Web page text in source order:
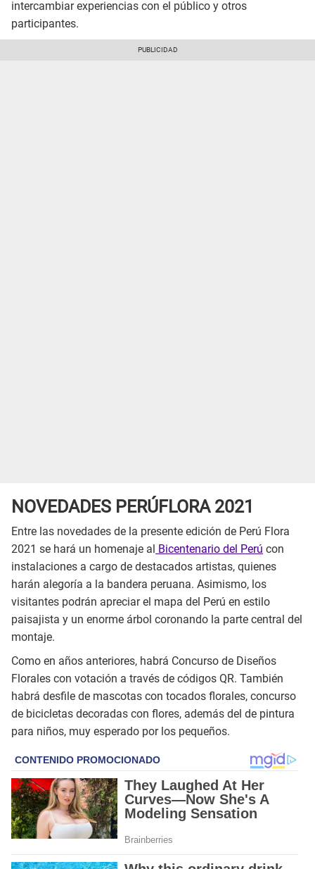
intercambiar experiencias con el público y otros
participantes.
NOVEDADES PERÚFLORA 2021
Entre las novedades de la presente edición de Perú Flora
2021 se hará un homenaje al Bicentenario del Perú con
instalaciones a cargo de destacados artistas, quienes
harán alegoría a la bandera peruana. Asimismo, los
visitantes podrán apreciar el mapa del Perú en estilo
paisajista y un enorme árbol coronando la parte central del
montaje.
Como en años anteriores, habrá Concurso de Diseños
Florales con votación a través de códigos QR. También
habrá desfile de mascotas con tocados florales, concurso
de bicicletas decoradas con flores, además del de pintura
para niños, muy esperado por los pequeños.